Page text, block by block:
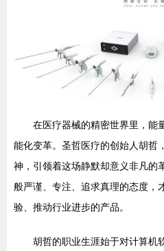
在医疗器械的精密世界里，能
能化变革。圣哲医疗的创始人胡哲
神，引领着这场静默却意义非凡的
般严谨、专注、追求真理的态度，
验、推动行业进步的产品。
胡哲的职业生涯始于对计算机